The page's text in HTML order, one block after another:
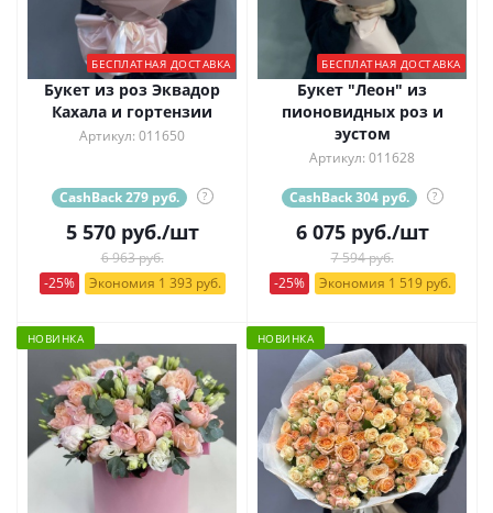
БЕСПЛАТНАЯ ДОСТАВКА
Букет из роз Эквадор
Кахала и гортензии
Артикул: 011650
CashBack 279 руб. ?
5 570руб./шт
6 963 руб.
-25%
Экономия 1 393 руб.
БЕСПЛАТНАЯ ДОСТАВКА
Букет "Леон" из
пионовидных роз и
эустом
Артикул: 011628
CashBack 304 руб. ?
6 075руб./шт
7 594 руб.
-25%
Экономия 1 519 руб.
НОВИНКА НОВИНКА